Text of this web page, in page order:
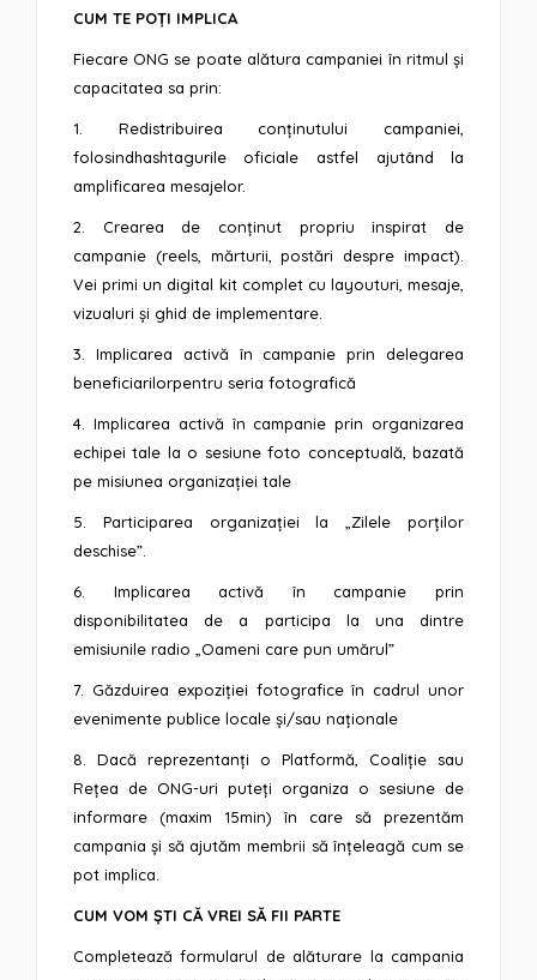
CUM TE POȚI IMPLICA
Fiecare ONG se poate alătura campaniei în ritmul și
capacitatea sa prin:
1. Redistribuirea conținutului campaniei,
folosindhashtagurile oficiale astfel ajutând la
amplificarea mesajelor.
2. Crearea de conținut propriu inspirat de
campanie (reels, mărturii, postări despre impact).
Vei primi un digital kit complet cu layouturi, mesaje,
vizualuri și ghid de implementare.
3. Implicarea activă în campanie prin delegarea
beneficiarilorpentru seria fotografică
4. Implicarea activă în campanie prin organizarea
echipei tale la o sesiune foto conceptuală, bazată
pe misiunea organizației tale
5. Participarea organizației la „Zilele porților
deschise”.
6. Implicarea activă în campanie prin
disponibilitatea de a participa la una dintre
emisiunile radio „Oameni care pun umărul”
7. Găzduirea expoziției fotografice în cadrul unor
evenimente publice locale și/sau naționale
8. Dacă reprezentanți o Platformă, Coaliție sau
Rețea de ONG-uri puteți organiza o sesiune de
informare (maxim 15min) în care să prezentăm
campania și să ajutăm membrii să înțeleagă cum se
pot implica.
CUM VOM ȘTI CĂ VREI SĂ FII PARTE
Completeazăformularul de alăturare la campania